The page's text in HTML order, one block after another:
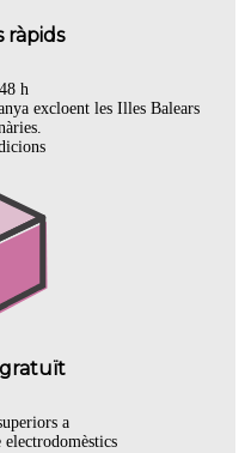
ràpids
h
excloent les Illes Balears
a